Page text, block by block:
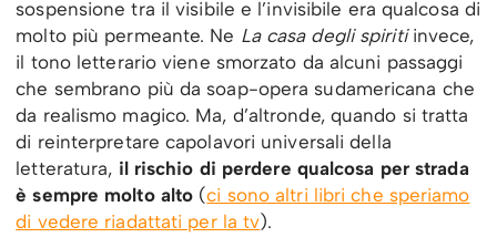
sospensione tra il visibile e l’invisibile era qualcosa di
molto più permeante. Ne La casa degli spiriti invece,
il tono letterario viene smorzato da alcuni passaggi
che sembrano più da soap-opera sudamericana che
da realismo magico. Ma, d’altronde, quando si tratta
di reinterpretare capolavori universali della
letteratura, il rischio di perdere qualcosa per strada
è sempre molto alto (ci sono altri libri che speriamo
di vedere riadattati per la tv).